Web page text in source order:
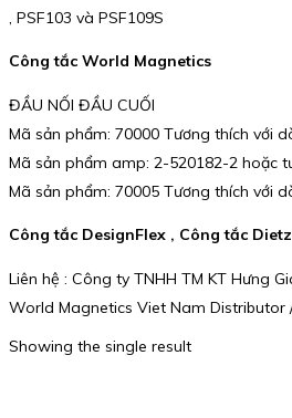
, PSF103 và PSF109S
Công tắc World Magnetics
ĐẦU NỐI ĐẦU CUỐI
Mã sản phẩm: 70000 Tương thích với
Mã sản phẩm amp: 2-520182-2 hoặc
Mã sản phẩm: 70005 Tương thích với
Công tắc DesignFlex , Công tắc
Liên hệ : Công ty TNHH TM KT Hưng
World Magnetics Viet Nam Distributor
Showing the single result